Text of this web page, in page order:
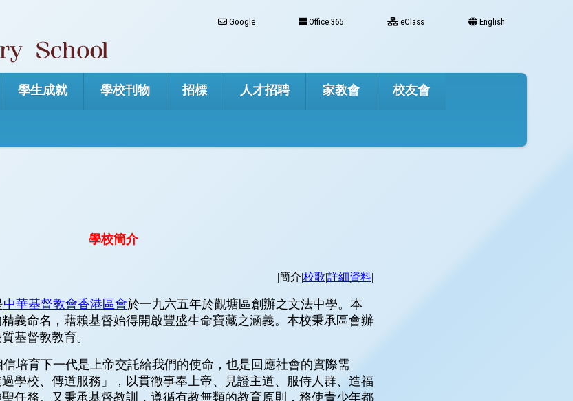
Google Office 365 eClass English
學生成就 學校刊物 招標 人才招聘 家教會 校友會